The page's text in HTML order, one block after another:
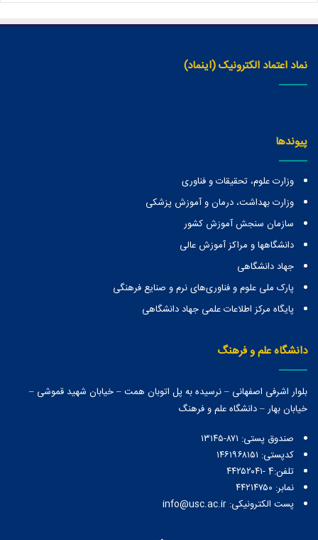
نماد اعتماد الکترونیک (اینماد)
پیوندها
وزارت علوم، تحقیقات و فناوری
وزارت بهداشت، درمان و آموزش پزشکی
سازمان سنجش آموزش کشور
دانشگاهها و مراكز آموزش عالی
جهاد دانشگاهی
پارک ملی علوم و فناوری‌های نرم و صنایع فرهنگی
پایگاه مرکز اطلاعات علمی جهاد دانشگاهی
دانشگاه علم و فرهنگ
بلوار اشرفی اصفهانی – نرسیده به پل اتوبان همت – خیابان شهید قموشی –
خیابان بهار – دانشگاه علم و فرهنگ
صندوق پستی:‌ ۸۷۱-۱۳۱۴۵
کدپستی: ۱۴۶۱۹۶۸۱۵۱
تلفن:4 -۴۴۲۵۲۰۴۱
نمابر: ۴۴۲۱۴۷۵۰
پست الکترونیکی: info@usc.ac.ir